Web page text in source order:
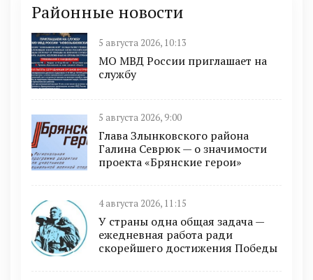
Районные новости
5 августа 2026, 10:13
МО МВД России приглашает на
службу
5 августа 2026, 9:00
Глава Злынковского района
Галина Севрюк — о значимости
проекта «Брянские герои»
4 августа 2026, 11:15
У страны одна общая задача —
ежедневная работа ради
скорейшего достижения Победы